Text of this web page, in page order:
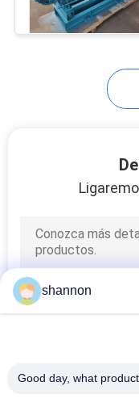
Pano
Pano
nylon
shannon
Good day, what